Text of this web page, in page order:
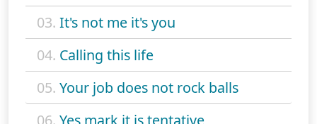
03. It's not me it's you
04. Calling this life
05. Your job does not rock balls
06. Yes mark it is tentative